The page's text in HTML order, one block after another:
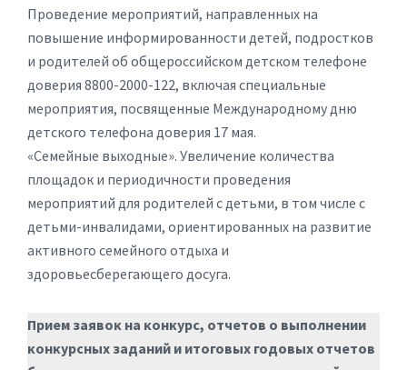
Проведение мероприятий, направленных на
повышение информированности детей, подростков
и родителей об общероссийском детском телефоне
доверия 8800-2000-122, включая специальные
мероприятия, посвященные Международному дню
детского телефона доверия 17 мая.
«Семейные выходные». Увеличение количества
площадок и периодичности проведения
мероприятий для родителей с детьми, в том числе с
детьми-инвалидами, ориентированных на развитие
активного семейного отдыха и
здоровьесберегающего досуга.
Прием заявок на конкурс, отчетов о выполнении
конкурсных заданий и итоговых годовых отчетов